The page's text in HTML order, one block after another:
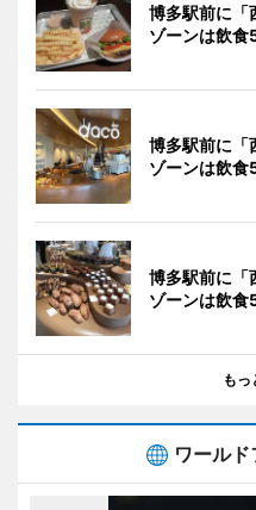
博多駅前に「
ゾーンは飲食
博多駅前に「
ゾーンは飲食
博多駅前に「
ゾーンは飲食
もっ
ワール